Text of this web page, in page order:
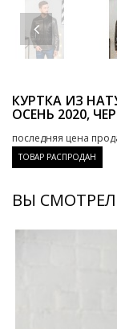
КУРТКА ИЗ
ОСЕНЬ 2020,
последняя цена
ТОВАР РАСПРОДАН
ВЫ